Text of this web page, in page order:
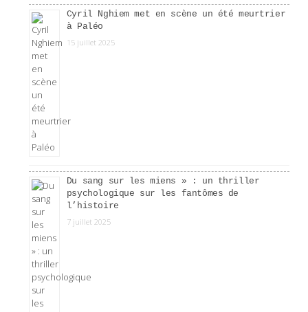
Cyril Nghiem met en scène un été meurtrier
à Paléo
15 juillet 2025
Du sang sur les miens » : un thriller
psychologique sur les fantômes de
l’histoire
7 juillet 2025